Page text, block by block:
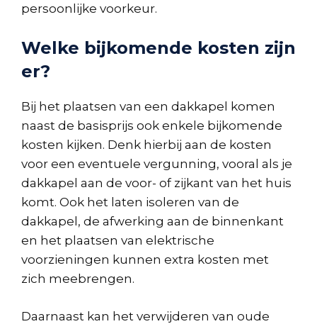
persoonlijke voorkeur.
Welke bijkomende kosten zijn
er?
Bij het plaatsen van een dakkapel komen
naast de basisprijs ook enkele bijkomende
kosten kijken. Denk hierbij aan de kosten
voor een eventuele vergunning, vooral als je
dakkapel aan de voor- of zijkant van het huis
komt. Ook het laten isoleren van de
dakkapel, de afwerking aan de binnenkant
en het plaatsen van elektrische
voorzieningen kunnen extra kosten met
zich meebrengen.
Daarnaast kan het verwijderen van oude